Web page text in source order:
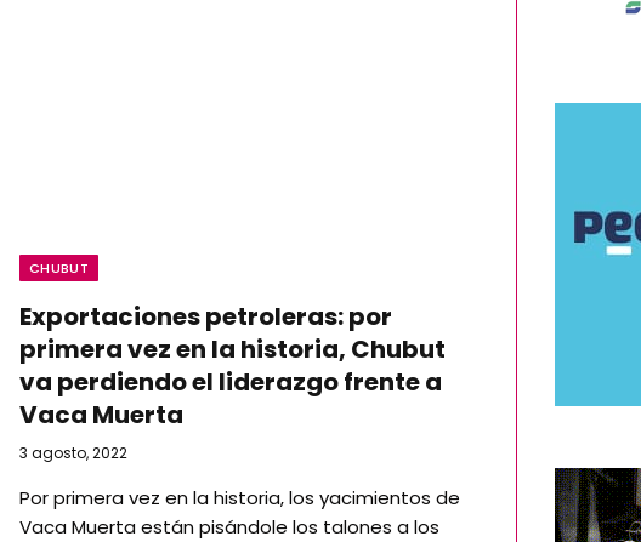
CHUBUT
Exportaciones petroleras: por
primera vez en la historia, Chubut
va perdiendo el liderazgo frente a
Vaca Muerta
3 agosto, 2022
Por primera vez en la historia, los yacimientos de
Vaca Muerta están pisándole los talones a los